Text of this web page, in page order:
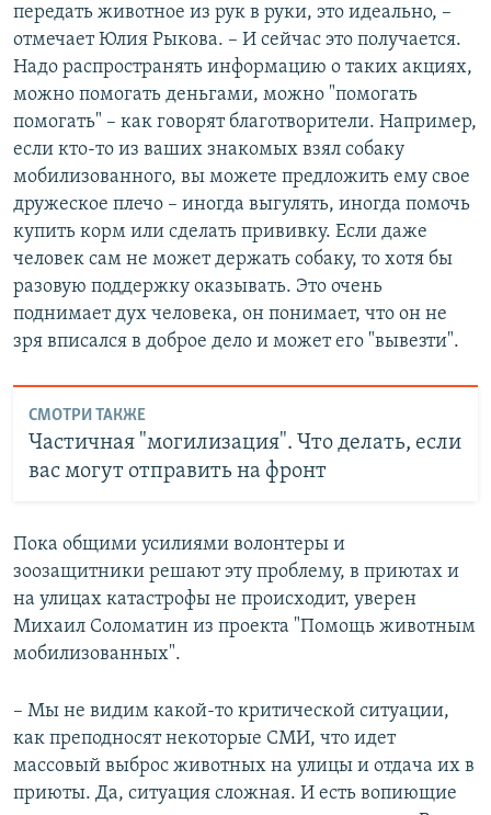
передать животное из рук в руки, это идеально, –
отмечает Юлия Рыкова. – И сейчас это получается.
Надо распространять информацию о таких акциях,
можно помогать деньгами, можно "помогать
помогать" – как говорят благотворители. Например,
если кто-то из ваших знакомых взял собаку
мобилизованного, вы можете предложить ему свое
дружеское плечо – иногда выгулять, иногда помочь
купить корм или сделать прививку. Если даже
человек сам не может держать собаку, то хотя бы
разовую поддержку оказывать. Это очень
поднимает дух человека, он понимает, что он не
зря вписался в доброе дело и может его "вывезти".
СМОТРИ ТАКЖЕ
Частичная "могилизация". Что делать, если
вас могут отправить на фронт
Пока общими усилиями волонтеры и
зоозащитники решают эту проблему, в приютах и
на улицах катастрофы не происходит, уверен
Михаил Соломатин из проекта "Помощь животным
мобилизованных".
– Мы не видим какой-то критической ситуации,
как преподносят некоторые СМИ, что идет
массовый выброс животных на улицы и отдача их в
приюты. Да, ситуация сложная. И есть вопиющие